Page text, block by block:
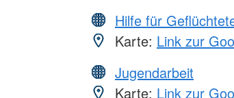
Hilfe für
Karte: Link zur
Jugendarbeit
Karte: Link zur